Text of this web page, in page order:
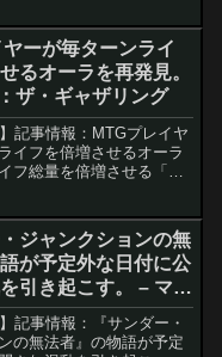
ヤーが毎ターンライ
るオーラを再発見。
ザ・ギャザリング
記事情報：MTGプレイヤ
イフを倍増させるオーラ
フ総量を倍増させる「天
持つカードは常にデッキ
提...
・ジャンクションの無
が予定外な日付に公
引き起こす。 – マジ
ャザリング
記事情報：『サンダー・
の無法者』の物語が予定